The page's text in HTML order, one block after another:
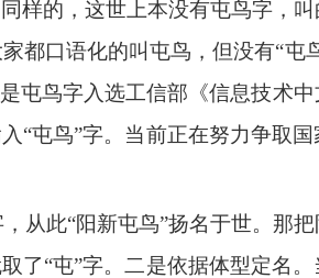
样的，这世上本没有屯鸟字，
都口语化的叫屯鸟，但没有“屯
屯鸟字入选工信部《信息技术中
“屯鸟”字。当前正在努力争取
从此“阳新屯鸟”扬名于世。那
了“屯”字。二是依据体型定名